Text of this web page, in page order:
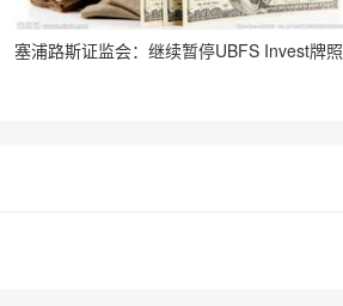
塞浦路斯证监会：继续暂停UBFS Invest牌照